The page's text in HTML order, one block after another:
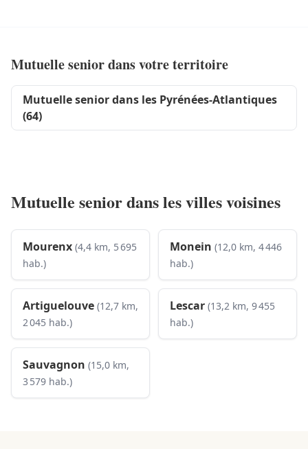
Mutuelle senior dans votre territoire
Mutuelle senior dans les Pyrénées-Atlantiques
(64)
Mutuelle senior dans les villes voisines
Mourenx (4,4 km, 5 695
hab.)
Monein (12,0 km, 4 446
hab.)
Artiguelouve (12,7 km,
2 045 hab.)
Lescar (13,2 km, 9 455
hab.)
Sauvagnon (15,0 km,
3 579 hab.)